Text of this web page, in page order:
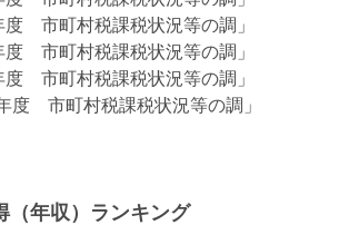
市町村税課税状況等の調」
市町村税課税状況等の調」
市町村税課税状況等の調」
市町村税課税状況等の調」
（年収）ランキング